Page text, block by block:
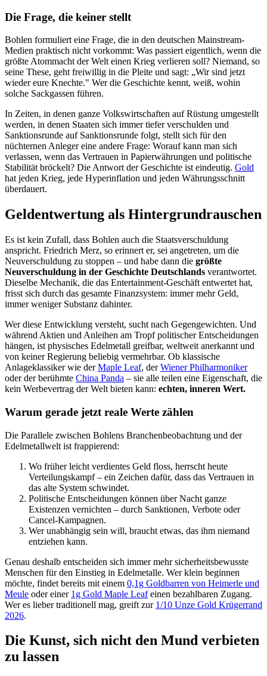
Die Frage, die keiner stellt
Bohlen formuliert eine Frage, die in den deutschen Mainstream-
Medien praktisch nicht vorkommt: Was passiert eigentlich, wenn die
größte Atommacht der Welt einen Krieg verlieren soll? Niemand, so
seine These, geht freiwillig in die Pleite und sagt: „Wir sind jetzt
wieder eure Knechte." Wer die Geschichte kennt, weiß, wohin
solche Sackgassen führen.
In Zeiten, in denen ganze Volkswirtschaften auf Rüstung umgestellt
werden, in denen Staaten sich immer tiefer verschulden und
Sanktionsrunde auf Sanktionsrunde folgt, stellt sich für den
nüchternen Anleger eine andere Frage: Worauf kann man sich
verlassen, wenn das Vertrauen in Papierwährungen und politische
Stabilität bröckelt? Die Antwort der Geschichte ist eindeutig. Gold
hat jeden Krieg, jede Hyperinflation und jeden Währungsschnitt
überdauert.
Geldentwertung als Hintergrundrauschen
Es ist kein Zufall, dass Bohlen auch die Staatsverschuldung
anspricht. Friedrich Merz, so erinnert er, sei angetreten, um die
Neuverschuldung zu stoppen – und habe dann die größte
Neuverschuldung in der Geschichte Deutschlands verantwortet.
Dieselbe Mechanik, die das Entertainment-Geschäft entwertet hat,
frisst sich durch das gesamte Finanzsystem: immer mehr Geld,
immer weniger Substanz dahinter.
Wer diese Entwicklung versteht, sucht nach Gegengewichten. Und
während Aktien und Anleihen am Tropf politischer Entscheidungen
hängen, ist physisches Edelmetall greifbar, weltweit anerkannt und
von keiner Regierung beliebig vermehrbar. Ob klassische
Anlageklassiker wie derMaple Leaf, derWiener Philharmoniker
oder der berühmte China Panda – sie alle teilen eine Eigenschaft, die
kein Werbevertrag der Welt bieten kann: echten, inneren Wert.
Warum gerade jetzt reale Werte zählen
Die Parallele zwischen Bohlens Branchenbeobachtung und der
Edelmetallwelt ist frappierend:
Wo früher leicht verdientes Geld floss, herrscht heute
Verteilungskampf – ein Zeichen dafür, dass das Vertrauen in
das alte System schwindet.
Politische Entscheidungen können über Nacht ganze
Existenzen vernichten – durch Sanktionen, Verbote oder
Cancel-Kampagnen.
Wer unabhängig sein will, braucht etwas, das ihm niemand
entziehen kann.
Genau deshalb entscheiden sich immer mehr sicherheitsbewusste
Menschen für den Einstieg in Edelmetalle. Wer klein beginnen
möchte, findet bereits mit einem 0,1g Goldbarren von Heimerle und
Meule oder einer 1g Gold Maple Leafeinen bezahlbaren Zugang.
Wer es lieber traditionell mag, greift zur 1/10 Unze Gold Krügerrand
2026.
Die Kunst, sich nicht den Mund verbieten
zu lassen